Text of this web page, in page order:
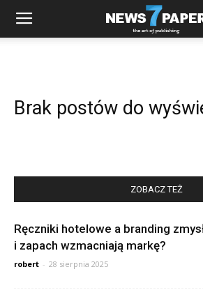
Brak postów do
ZOBACZ TEŻ
Ręczniki hotelowe a branding
i zapach wzmacniają markę?
robert - 28 sierpnia 2025